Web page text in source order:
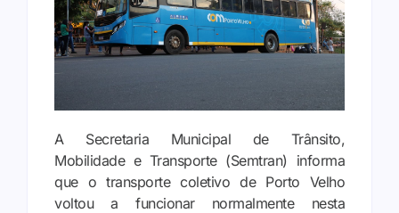
A Secretaria Municipal de Trânsito,
Mobilidade e Transporte (Semtran) informa
que o transporte coletivo de Porto Velho
voltou a funcionar normalmente nesta